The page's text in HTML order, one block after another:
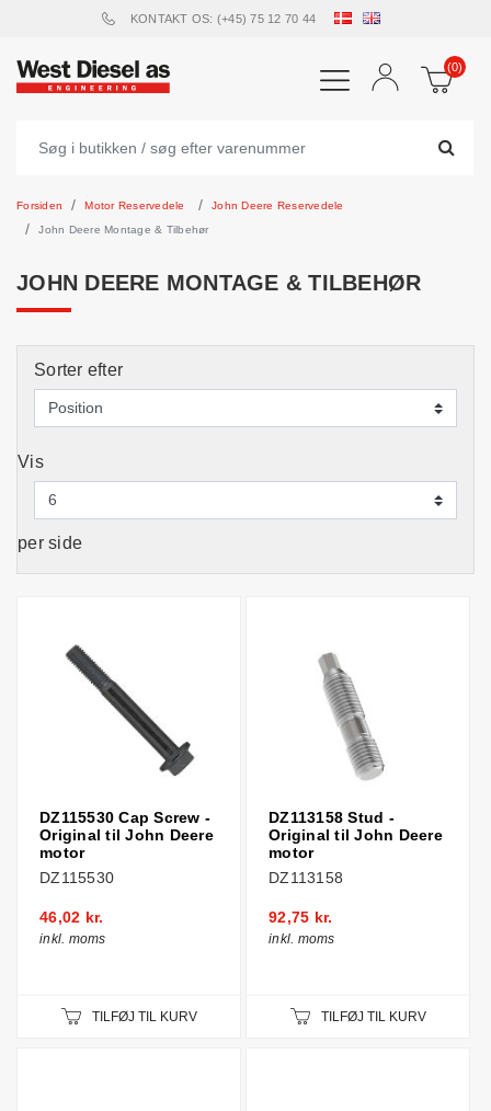
KONTAKT OS: (+45) 75 12 70 44
(0)
Forsiden Motor Reservedele
John Deere Reservedele
John Deere Montage & Tilbehør
JOHN DEERE MONTAGE & TILBEHØR
Sorter efter
Vis
per side
DZ115530 Cap Screw -
Original til John Deere
motor
DZ115530
46,02 kr.
inkl. moms
TILFØJ TIL KURV
DZ113158 Stud -
Original til John Deere
motor
DZ113158
92,75 kr.
inkl. moms
TILFØJ TIL KURV